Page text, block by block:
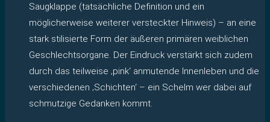
Saugklappe (tatsächliche Definition und ein
möglicherweise weiterer versteckter Hinweis) – an eine
stark stilisierte Form der äußeren primären weiblichen
Geschlechtsorgane. Der Eindruck verstärkt sich zudem
durch das teilweise ‚pink‘ anmutende Innenleben und die
verschiedenen ‚Schichten‘ – ein Schelm wer dabei auf
schmutzige Gedanken kommt.